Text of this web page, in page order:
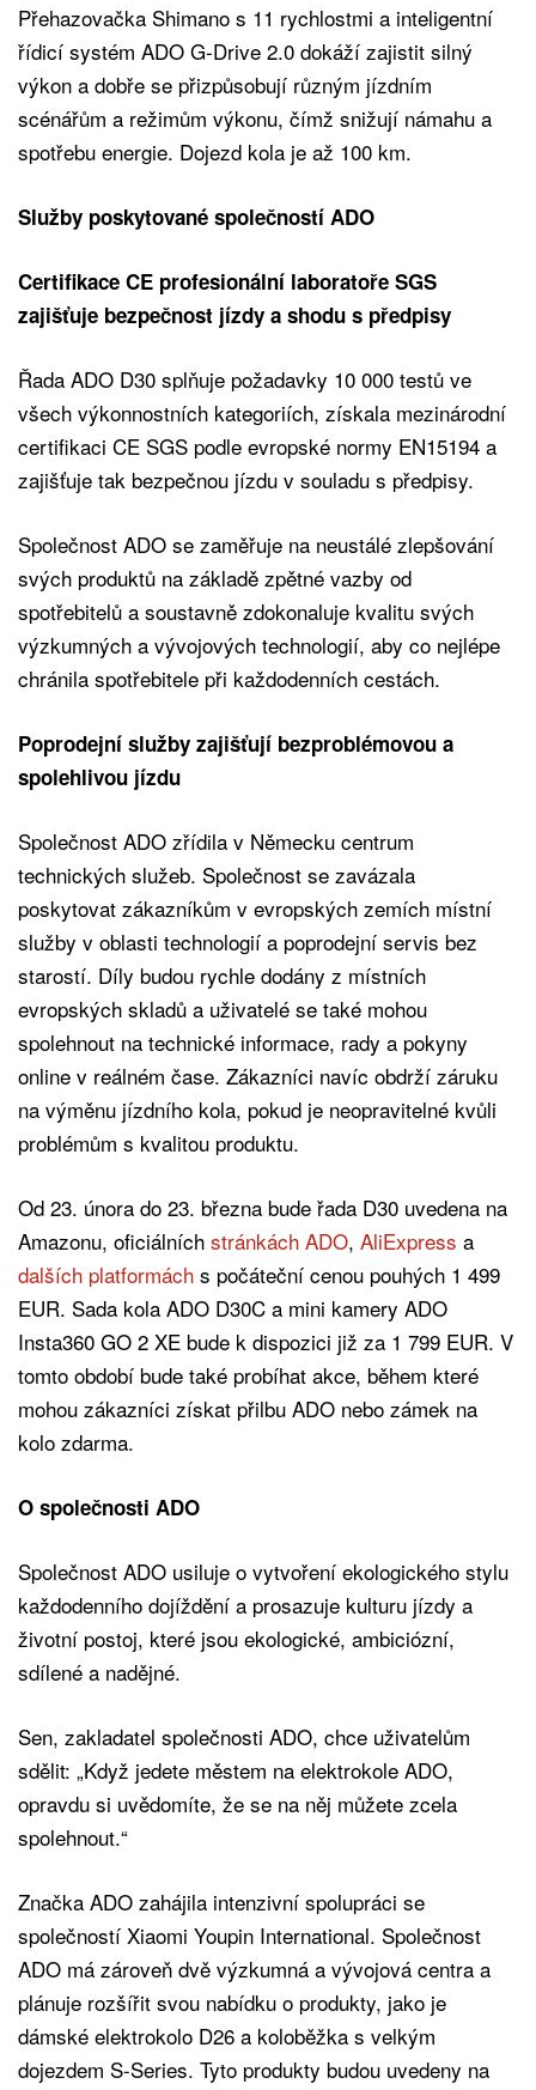
Přehazovačka Shimano s 11 rychlostmi a inteligentní
řídicí systém ADO G-Drive 2.0 dokáží zajistit silný
výkon a dobře se přizpůsobují různým jízdním
scénářům a režimům výkonu, čímž snižují námahu a
spotřebu energie. Dojezd kola je až 100 km.
Služby poskytované společností ADO
Certifikace CE profesionální laboratoře SGS
zajišťuje bezpečnost jízdy a shodu s předpisy
Řada ADO D30 splňuje požadavky 10 000 testů ve
všech výkonnostních kategoriích, získala mezinárodní
certifikaci CE SGS podle evropské normy EN15194 a
zajišťuje tak bezpečnou jízdu v souladu s předpisy.
Společnost ADO se zaměřuje na neustálé zlepšování
svých produktů na základě zpětné vazby od
spotřebitelů a soustavně zdokonaluje kvalitu svých
výzkumných a vývojových technologií, aby co nejlépe
chránila spotřebitele při každodenních cestách.
Poprodejní služby zajišťují bezproblémovou a
spolehlivou jízdu
Společnost ADO zřídila v Německu centrum
technických služeb. Společnost se zavázala
poskytovat zákazníkům v evropských zemích místní
služby v oblasti technologií a poprodejní servis bez
starostí. Díly budou rychle dodány z místních
evropských skladů a uživatelé se také mohou
spolehnout na technické informace, rady a pokyny
online v reálném čase. Zákazníci navíc obdrží záruku
na výměnu jízdního kola, pokud je neopravitelné kvůli
problémům s kvalitou produktu.
Od 23. února do 23. března bude řada D30 uvedena na
Amazonu, oficiálních stránkách ADO, AliExpress a
dalších platformách s počáteční cenou pouhých 1 499
EUR. Sada kola ADO D30C a mini kamery ADO
Insta360 GO 2 XE bude k dispozici již za 1 799 EUR. V
tomto období bude také probíhat akce, během které
mohou zákazníci získat přilbu ADO nebo zámek na
kolo zdarma.
O společnosti ADO
Společnost ADO usiluje o vytvoření ekologického stylu
každodenního dojíždění a prosazuje kulturu jízdy a
životní postoj, které jsou ekologické, ambiciózní,
sdílené a nadějné.
Sen, zakladatel společnosti ADO, chce uživatelům
sdělit: „Když jedete městem na elektrokole ADO,
opravdu si uvědomíte, že se na něj můžete zcela
spolehnout.“
Značka ADO zahájila intenzivní spolupráci se
společností Xiaomi Youpin International. Společnost
ADO má zároveň dvě výzkumná a vývojová centra a
plánuje rozšířit svou nabídku o produkty, jako je
dámské elektrokolo D26 a koloběžka s velkým
dojezdem S-Series. Tyto produkty budou uvedeny na